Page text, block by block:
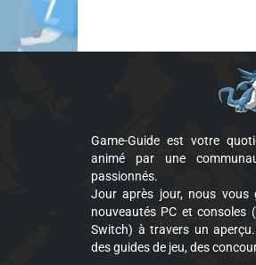
Game-Guide est votre
animé par une
passionnés.
Jour après jour, nous vous
nouveautés PC et consoles
Switch) à travers un
des guides de jeu, des